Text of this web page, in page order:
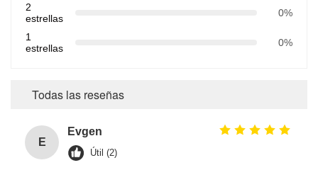
2
estrellas
0%
1
estrellas
0%
Todas las reseñas
E
Evgen
Útil (2)